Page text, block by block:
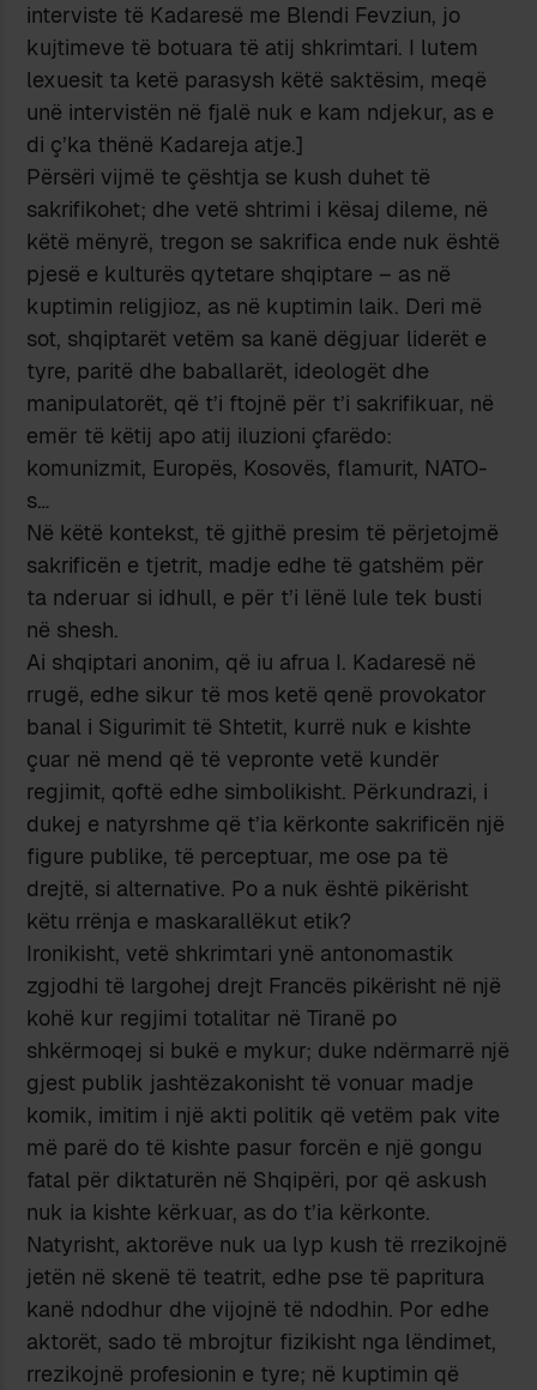
interviste të Kadaresë me Blendi Fevziun, jo
kujtimeve të botuara të atij shkrimtari. I lutem
lexuesit ta ketë parasysh këtë saktësim, meqë
unë intervistën në fjalë nuk e kam ndjekur, as e
di ç’ka thënë Kadareja atje.]
Përsëri vijmë te çështja se kush duhet të
sakrifikohet; dhe vetë shtrimi i kësaj dileme, në
këtë mënyrë, tregon se sakrifica ende nuk është
pjesë e kulturës qytetare shqiptare – as në
kuptimin religjioz, as në kuptimin laik. Deri më
sot, shqiptarët vetëm sa kanë dëgjuar liderët e
tyre, paritë dhe baballarët, ideologët dhe
manipulatorët, që t’i ftojnë për t’i sakrifikuar, në
emër të këtij apo atij iluzioni çfarëdo:
komunizmit, Europës, Kosovës, flamurit, NATO-
s…
Në këtë kontekst, të gjithë presim të përjetojmë
sakrificën e tjetrit, madje edhe të gatshëm për
ta nderuar si idhull, e për t’i lënë lule tek busti
në shesh.
Ai shqiptari anonim, që iu afrua I. Kadaresë në
rrugë, edhe sikur të mos ketë qenë provokator
banal i Sigurimit të Shtetit, kurrë nuk e kishte
çuar në mend që të vepronte vetë kundër
regjimit, qoftë edhe simbolikisht. Përkundrazi, i
dukej e natyrshme që t’ia kërkonte sakrificën një
figure publike, të perceptuar, me ose pa të
drejtë, si alternative. Po a nuk është pikërisht
këtu rrënja e maskarallëkut etik?
Ironikisht, vetë shkrimtari ynë antonomastik
zgjodhi të largohej drejt Francës pikërisht në një
kohë kur regjimi totalitar në Tiranë po
shkërmoqej si bukë e mykur; duke ndërmarrë një
gjest publik jashtëzakonisht të vonuar madje
komik, imitim i një akti politik që vetëm pak vite
më parë do të kishte pasur forcën e një gongu
fatal për diktaturën në Shqipëri, por që askush
nuk ia kishte kërkuar, as do t’ia kërkonte.
Natyrisht, aktorëve nuk ua lyp kush të rrezikojnë
jetën në skenë të teatrit, edhe pse të papritura
kanë ndodhur dhe vijojnë të ndodhin. Por edhe
aktorët, sado të mbrojtur fizikisht nga lëndimet,
rrezikojnë profesionin e tyre; në kuptimin që